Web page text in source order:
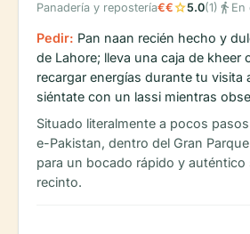
Panadería y repostería€€star5.0(1) directions_walk En
Pedir: Pan naan recién hecho y
de Lahore; lleva una caja de kheer
recargar energías durante tu visita
siéntate con un lassi mientras
Situado literalmente a pocos
e-Pakistan, dentro del Gran
para un bocado rápido y auténtico
recinto.